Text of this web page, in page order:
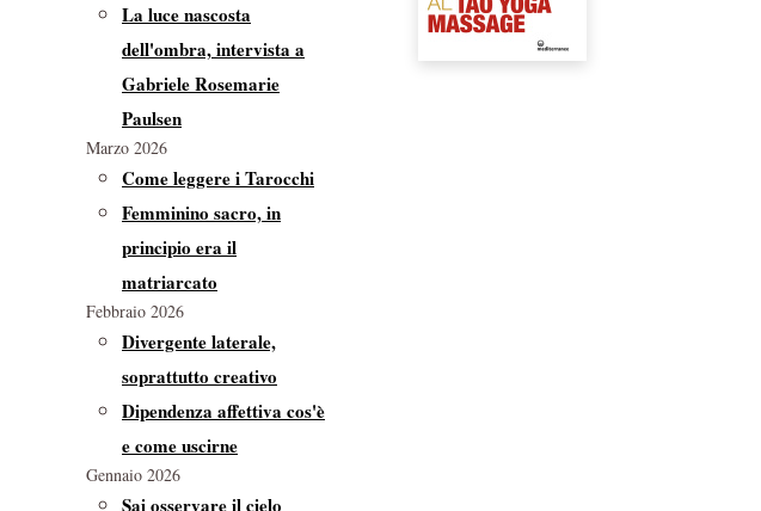
La luce nascosta
dell'ombra, intervista a
Gabriele Rosemarie
Paulsen
Marzo 2026
Come leggere i Tarocchi
Femminino sacro, in
principio era il
matriarcato
Febbraio 2026
Divergente laterale,
soprattutto creativo
Dipendenza affettiva cos'è
e come uscirne
Gennaio 2026
Sai osservare il cielo